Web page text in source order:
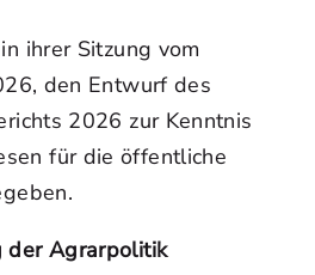
ihrer Sitzung vom
den Entwurf des
2026 zur Kenntnis
für die öffentliche
der Agrarpolitik